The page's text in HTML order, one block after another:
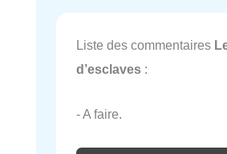
Liste des commentaires
d’esclaves :
- A faire.